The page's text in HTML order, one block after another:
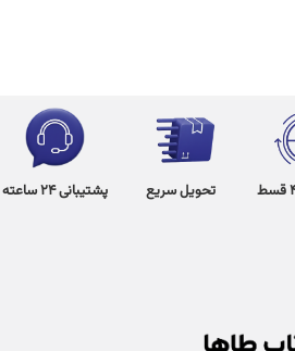
تحویل سریع پشتیبانی 24 ساعته